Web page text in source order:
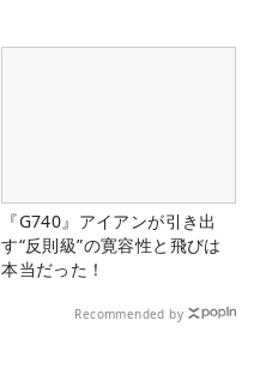
『G740』アイアンが引き出
す“反則級”の寛容性と飛びは
本当だった！
Recommended by